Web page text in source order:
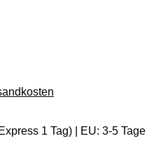
1 Tag) | EU: 3-5 Tage